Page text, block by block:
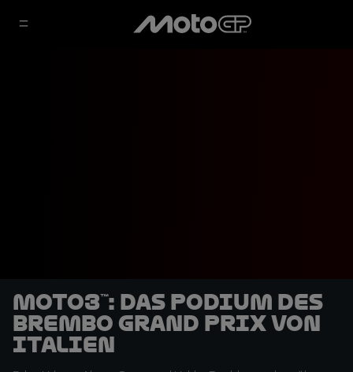
Moto3™: Das Podium des
Brembo Grand Prix von
Italien